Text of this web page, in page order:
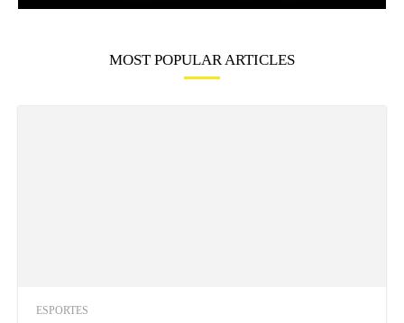
MOST POPULAR ARTICLES
ESPORTES